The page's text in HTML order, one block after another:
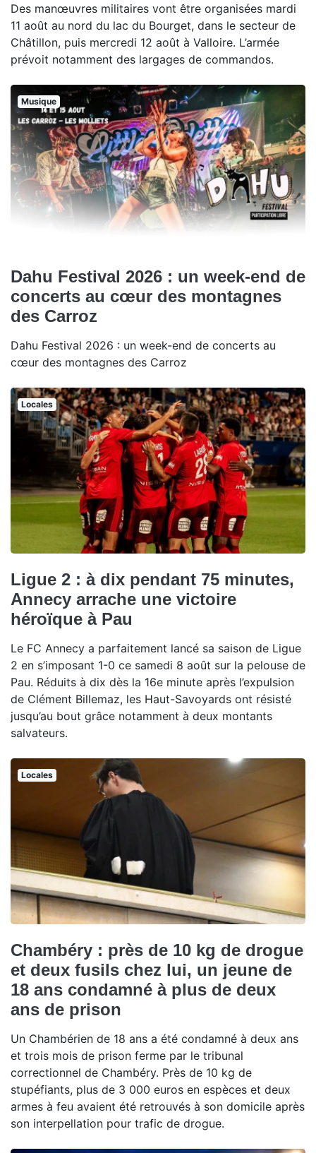
Des manœuvres militaires vont être organisées mardi
11 août au nord du lac du Bourget, dans le secteur de
Châtillon, puis mercredi 12 août à Valloire. L’armée
prévoit notamment des largages de commandos.
Musique
Dahu Festival 2026 : un week-end de
concerts au cœur des montagnes
des Carroz
Dahu Festival 2026 : un week-end de concerts au
cœur des montagnes des Carroz
Locales
Ligue 2 : à dix pendant 75 minutes,
Annecy arrache une victoire
héroïque à Pau
Le FC Annecy a parfaitement lancé sa saison de Ligue
2 en s’imposant 1-0 ce samedi 8 août sur la pelouse de
Pau. Réduits à dix dès la 16e minute après l’expulsion
de Clément Billemaz, les Haut-Savoyards ont résisté
jusqu’au bout grâce notamment à deux montants
salvateurs.
Locales
Chambéry : près de 10 kg de drogue
et deux fusils chez lui, un jeune de
18 ans condamné à plus de deux
ans de prison
Un Chambérien de 18 ans a été condamné à deux ans
et trois mois de prison ferme par le tribunal
correctionnel de Chambéry. Près de 10 kg de
stupéfiants, plus de 3 000 euros en espèces et deux
armes à feu avaient été retrouvés à son domicile après
son interpellation pour trafic de drogue.